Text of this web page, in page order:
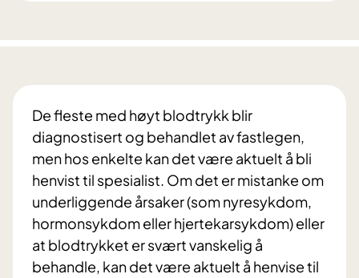
De fleste med høyt blodtrykk blir
diagnostisert og behandlet av fastlegen,
men hos enkelte kan det være aktuelt å bli
henvist til spesialist. Om det er mistanke om
underliggende årsaker (som nyresykdom,
hormonsykdom eller hjertekarsykdom) eller
at blodtrykket er svært vanskelig å
behandle, kan det være aktuelt å henvise til